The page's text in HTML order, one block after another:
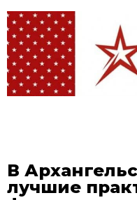
В
лучшие